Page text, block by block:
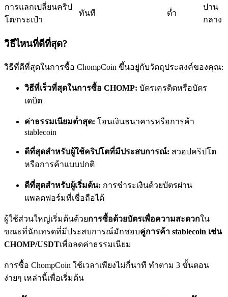
เป็นเทรดเดอร์คัดลอก
ลอกการซื้อขาย
ข้อมูล
การวิเคราะห์ข้อมูลขนาดใหญ่ รวมถึงข้อมูลการค้า ฯลฯ
การแลกเปลี่ยนคริป
โต/กระเป๋า
ทันที ต่ำ
ปาน
กลาง
วิธีไหนที่ดีที่สุด?
วิธีที่ดีที่สุดในการซื้อ ChompCoin ขึ้นอยู่กับวัตถุประสงค์ของคุณ:
วิธีที่เร็วที่สุดในการซื้อ CHOMP: บัตรเครดิตหรือบัตร
เดบิต
ค่าธรรมเนียมต่ำสุด: โอนเงินธนาคารหรือการค้า
stablecoin
ดีที่สุดสำหรับผู้ใช้คริปโตที่มีประสบการณ์: สวอปคริปโต
หรือการค้าแบบปกติ
ดีที่สุดสำหรับผู้เริ่มต้น: การชำระเงินด้วยบัตรผ่าน
แพลตฟอร์มที่เชื่อถือได้
ผู้ใช้ส่วนใหญ่เริ่มต้นด้วยการซื้อด้วยบัตรเพื่อความสะดวกใน
ขณะที่นักเทรดที่มีประสบการณ์มักชอบคู่การค้า stablecoin เช่น
CHOMP/USDTเพื่อลดค่าธรรมเนียม
การซื้อ ChompCoin ใช้เวลาเพียงไม่กี่นาที ทำตาม 3 ขั้นตอน
ง่ายๆ เหล่านี้เพื่อเริ่มต้น